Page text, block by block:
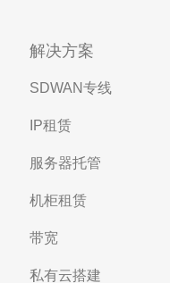
解决方案
SDWAN专线
IP租赁
服务器托管
机柜租赁
带宽
私有云搭建